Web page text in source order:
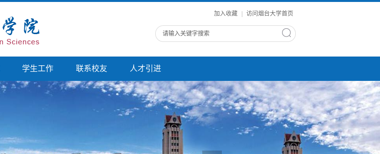
加入收藏 访问烟台大学首页
学生工作 联系校友 人才引进